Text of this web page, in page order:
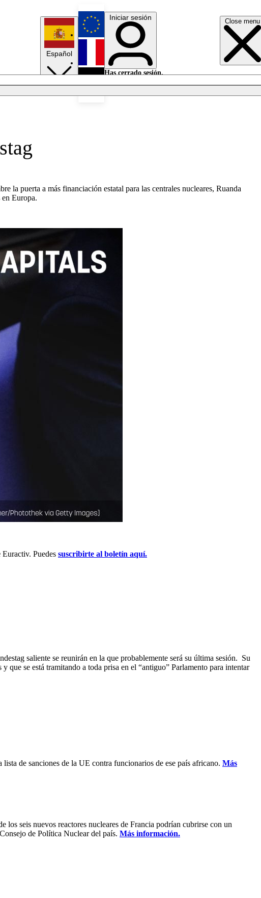
Close menu
Español
English
Français
Iniciar sesión
Has cerrado sesión.
la puerta a más financiación estatal para las centrales nucleares, Ruanda
Europa.
Puedes suscribirte al boletín aquí.
saliente se reunirán en la que probablemente será su última sesión. Su
que se está tramitando a toda prisa en el “antiguo” Parlamento para intentar
de sanciones de la UE contra funcionarios de ese país africano. Más
los seis nuevos reactores nucleares de Francia podrían cubrirse con un
de Política Nuclear del país. Más información.